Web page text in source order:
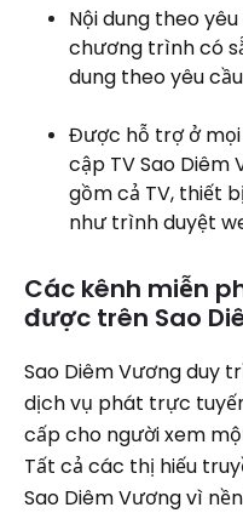
Nội dung theo
chương trình có
dung theo yêu
Được hỗ trợ ở
cập TV Sao Diêm
gồm cả TV, thiết
như trình duyệt
Các kênh miễn
được trên Sao
Sao Diêm Vương duy
dịch vụ phát trực
cấp cho người xem
Tất cả các thị hiếu
Sao Diêm Vương vì